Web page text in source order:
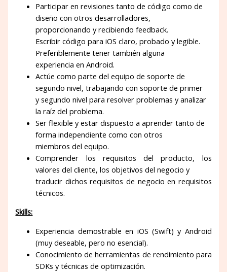
Participar en revisiones tanto de código como de
diseño con otros desarrolladores,
proporcionando y recibiendo feedback.
Escribir código para iOS claro, probado y legible.
Preferiblemente tener también alguna
experiencia en Android.
Actúe como parte del equipo de soporte de
segundo nivel, trabajando con soporte de primer
y segundo nivel para resolver problemas y analizar
la raíz del problema.
Ser flexible y estar dispuesto a aprender tanto de
forma independiente como con otros
miembros del equipo.
Comprender los requisitos del producto, los
valores del cliente, los objetivos del negocio y
traducir dichos requisitos de negocio en requisitos
técnicos.
Skills:
Experiencia demostrable en iOS (Swift) y Android
(muy deseable, pero no esencial).
Conocimiento de herramientas de rendimiento para
SDKs y técnicas de optimización.